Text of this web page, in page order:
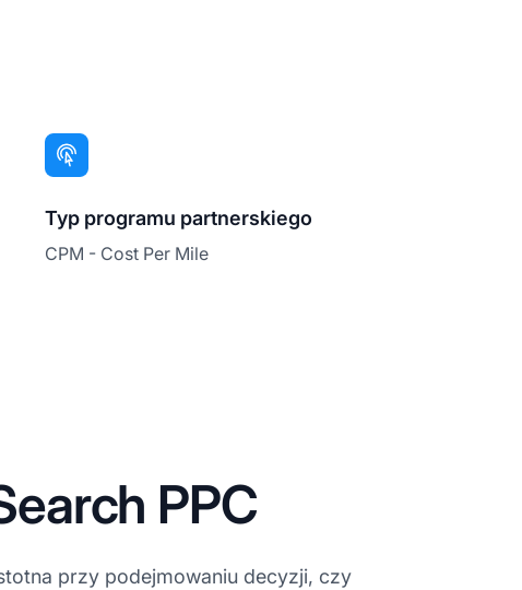
Typ programu partnerskiego
CPM - Cost Per Mile
PPC
przy podejmowaniu decyzji, czy